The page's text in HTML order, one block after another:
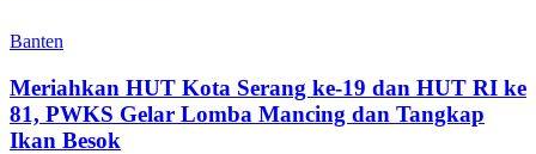
Banten
Meriahkan HUT Kota Serang ke-19 dan HUT RI ke
81, PWKS Gelar Lomba Mancing dan Tangkap
Ikan Besok